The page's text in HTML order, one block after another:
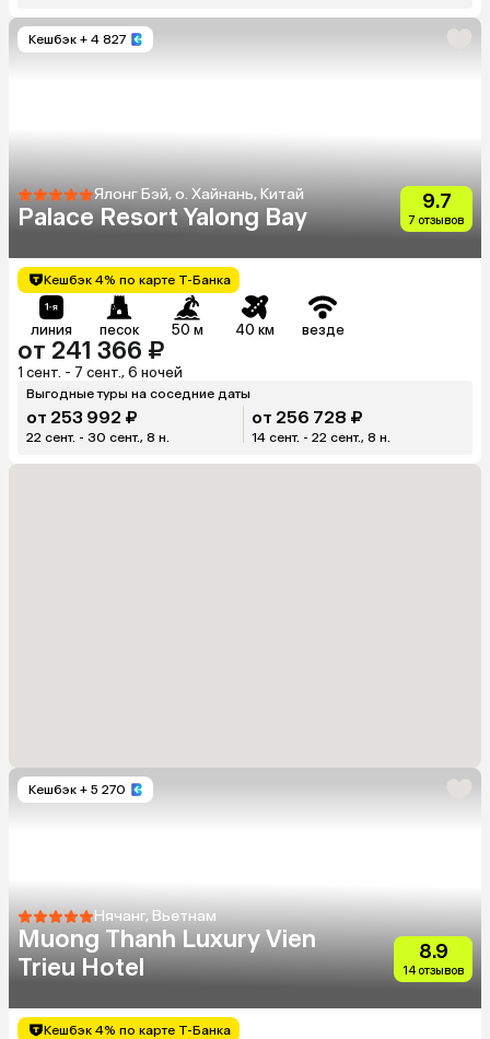
Кешбэк + 4 827
Ялонг Бэй, о. Хайнань, Китай
Palace Resort Yalong Bay
9.7
7 отзывов
Кешбэк 4% по карте Т-Банка
линия песок 50 м 40 км везде
от 241 366 ₽
1 сент. - 7 сент., 6 ночей
Выгодные туры на соседние даты
от 253 992 ₽
22 сент. - 30 сент., 8 н.
от 256 728 ₽
14 сент. - 22 сент., 8 н.
Кешбэк + 5 270
Нячанг, Вьетнам
Muong Thanh Luxury Vien
Trieu Hotel
8.9
14 отзывов
Кешбэк 4% по карте Т-Банка